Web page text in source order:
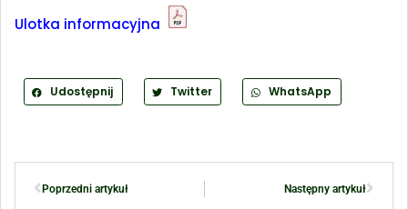
Ulotka informacyjna
Udostępnij Twitter WhatsApp
Poprzedni artykuł Następny artykuł